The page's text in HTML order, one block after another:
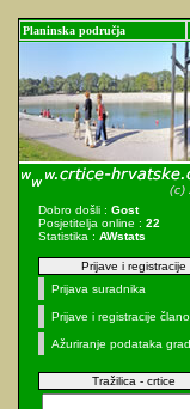
Planinska područja
Dobro došli : Gost
Posjetitelja online : 22
Statistika : AWstats
Prijave i registracije
Prijava suradnika
Prijave i registracije
Ažuriranje podataka
Tražilica - crtice